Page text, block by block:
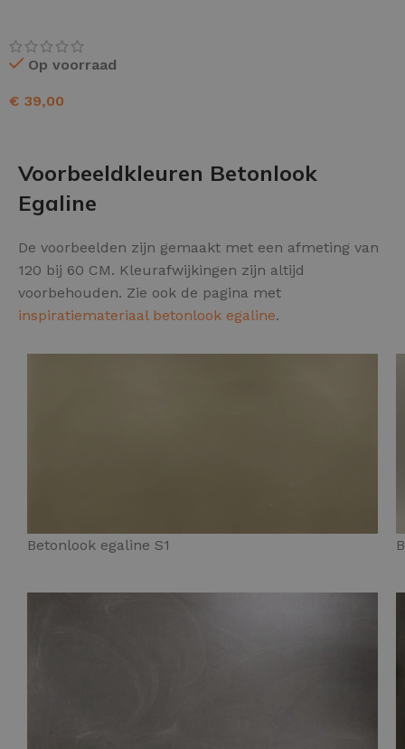
Op voorraad
€ 39,00
Voorbeeldkleuren Betonlook
Egaline
De voorbeelden zijn gemaakt met een afmeting van
120 bij 60 CM. Kleurafwijkingen zijn altijd
voorbehouden. Zie ook de pagina met
inspiratiemateriaal betonlook egaline.
Betonlook egaline S1